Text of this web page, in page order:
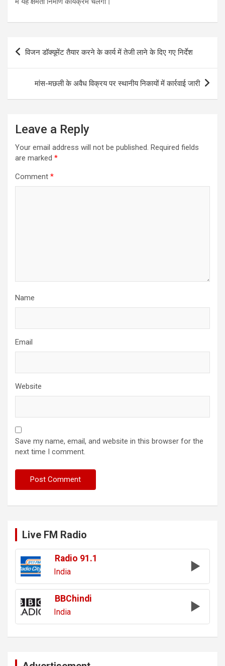
Post
navigation
विजन डॉक्यूमेंट तैयार करने के कार्य में तेजी लाने के दिए गए निर्देश
मांस-मछली के अवैध विक्रय पर स्थानीय निकायों में कार्रवाई जारी
Leave a Reply
Your email address will not be published. Required fields
are marked *
Comment *
Name
Email
Website
Save my name, email, and website in this browser for the
next time I comment.
Live FM Radio
Radio 91.1
India
BBChindi
India